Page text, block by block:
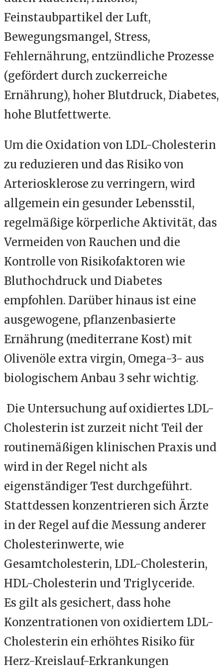
Feinstaubpartikel der Luft,
Bewegungsmangel, Stress,
Fehlernährung, entzündliche Prozesse
(gefördert durch zuckerreiche
Ernährung), hoher Blutdruck, Diabetes,
hohe Blutfettwerte.
Um die Oxidation von LDL-Cholesterin
zu reduzieren und das Risiko von
Arteriosklerose zu verringern, wird
allgemein ein gesunder Lebensstil,
regelmäßige körperliche Aktivität, das
Vermeiden von Rauchen und die
Kontrolle von Risikofaktoren wie
Bluthochdruck und Diabetes
empfohlen. Darüber hinaus ist eine
ausgewogene, pflanzenbasierte
Ernährung (mediterrane Kost) mit
Olivenöle extra virgin, Omega-3- aus
biologischem Anbau 3 sehr wichtig.
Die Untersuchung auf oxidiertes LDL-
Cholesterin ist zurzeit nicht Teil der
routinemäßigen klinischen Praxis und
wird in der Regel nicht als
eigenständiger Test durchgeführt.
Stattdessen konzentrieren sich Ärzte
in der Regel auf die Messung anderer
Cholesterinwerte, wie
Gesamtcholesterin, LDL-Cholesterin,
HDL-Cholesterin und Triglyceride.
Es gilt als gesichert, dass hohe
Konzentrationen von oxidiertem LDL-
Cholesterin ein erhöhtes Risiko für
Herz-Kreislauf-Erkrankungen